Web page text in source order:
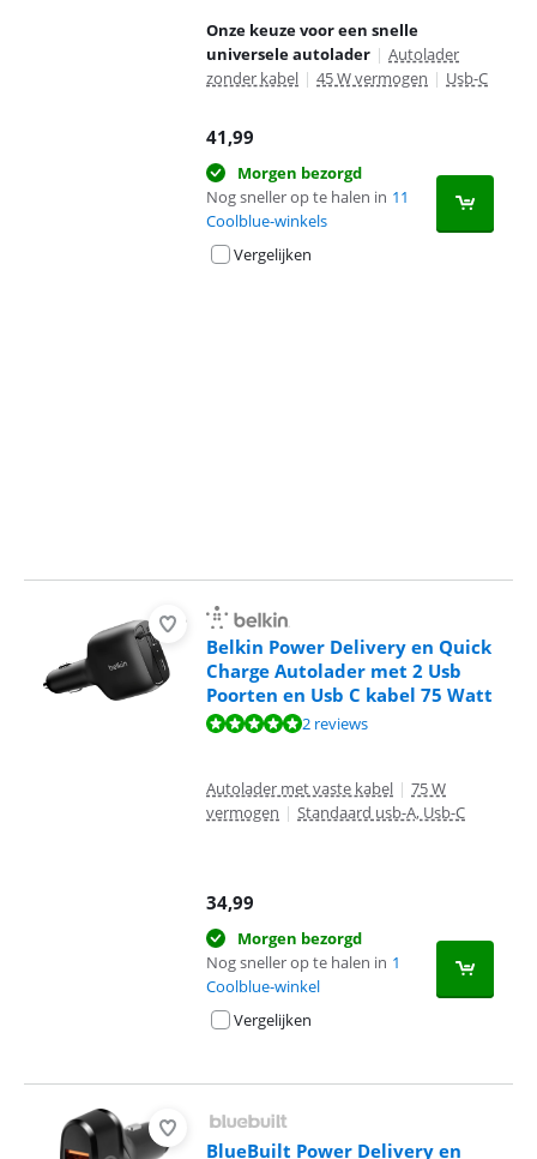
Onze keuze voor een snelle
universele autolader | Autolader
zonder kabel | 45 W vermogen | Usb-C
41,99
Morgen bezorgd
Nog sneller op te halen in 11
Coolblue-winkels
Vergelijken
Belkin Power Delivery en Quick
Charge Autolader met 2 Usb
Poorten en Usb C kabel 75 Watt
Beoordeling is 10 van de 10, gebaseerd op 2 reviews.
2 reviews
Autolader met vaste kabel | 75 W
vermogen | Standaard usb-A, Usb-C
34,99
Morgen bezorgd
Nog sneller op te halen in 1
Coolblue-winkel
Vergelijken
BlueBuilt Power Delivery en